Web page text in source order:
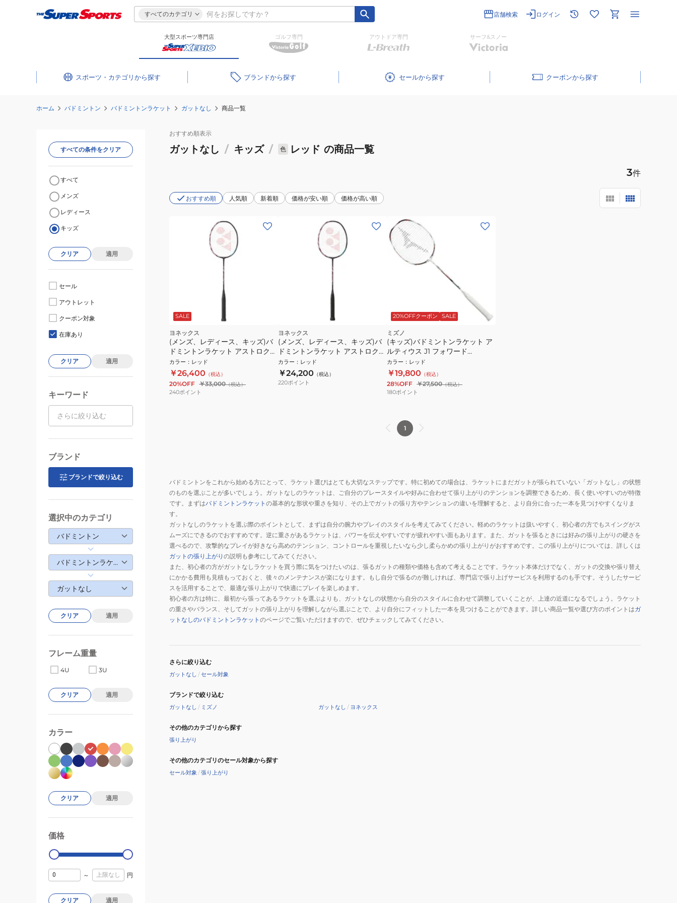
すべてのカテゴリ 店舗検索 ログイン
大型スポーツ専門店 ゴルフ専門 アウトドア専門 サーフ&スノー
スポーツ・カテゴリ ブランド セール クーポン
ホーム バドミントン バドミントンラケット ガットなし 商品一覧
おすすめ順表示
ガットなし / キッズ / 色 レッド の商品一覧
3件
おすすめ順 人気順 新着順 価格が安い順 価格が高い順
SALE
ヨネックス
(メンズ、レディース、キッズ)バ
ドミントンラケット アストロクス
100 ツアー AX100T-821
カラー ： レッド
￥26,400 （税込）
20%OFF ￥33,000（税込）
240ポイント
ヨネックス
(メンズ、レディース、キッズ)バ
ドミントンラケット アストロクス
100 ゲーム AX100G-821
カラー ： レッド
￥24,200 （税込）
220ポイント
20%OFFクーポン SALE
ミズノ
(キッズ)バドミントンラケット ア
ルティウス J1 フォワード
73JTB10162
カラー ： レッド
￥19,800 （税込）
28%OFF ￥27,500（税込）
180ポイント
1
バドミントンをこれから始める方にとって、ラケット選びはとても大切なステップです。特に初めての場合は、ラケットにまだガットが張られていない「ガットなし」の状態
のものを選ぶことが多いでしょう。ガットなしのラケットは、ご自分のプレースタイルや好みに合わせて張り上がりのテンションを調整できるため、長く使いやすいのが特徴
です。まずはバドミントンラケット の基本的な形状や重さを知り、その上でガットの張り方やテンションの違いを理解すると、より自分に合った一本を見つけやすくなりま
す。
ガットなしのラケットを選ぶ際のポイントとして、まずは自分の腕力やプレイのスタイルを考えてみてください。軽めのラケットは扱いやすく、初心者の方でもスイングがス
ムーズにできるのでおすすめです。逆に重さがあるラケットは、パワーを伝えやすいですが疲れやすい面もあります。また、ガットを張るときには好みの張り上がりの硬さを
選べるので、攻撃的なプレイが好きなら高めのテンション、コントロールを重視したいなら少し柔らかめの張り上がりがおすすめです。この張り上がりについては、詳しくは
ガットの張り上がり の説明も参考にしてみてください。
また、初心者の方がガットなしラケットを買う際に気をつけたいのは、張るガットの種類や価格も含めて考えることです。ラケット本体だけでなく、ガットの交換や張り替え
にかかる費用も見積もっておくと、後々のメンテナンスが楽になります。もし自分で張るのが難しければ、専門店で張り上げサービスを利用するのも手です。そうしたサービ
スを活用することで、最適な張り上がりで快適にプレイを楽しめます。
初心者の方は特に、最初から張ってあるラケットを選ぶよりも、ガットなしの状態から自分のスタイルに合わせて調整していくことが、上達の近道になるでしょう。ラケット
の重さやバランス、そしてガットの張り上がりを理解しながら選ぶことで、より自分にフィットした一本を見つけることができます。詳しい商品一覧や選び方のポイントはガ
ットなしのバドミントンラケット のページでご覧いただけますので、ぜひチェックしてみてください。
さらに絞り込む
ガットなし /セール対象
ブランドで絞り込む
ガットなし / ミズノ ガットなし / ヨネックス
その他のカテゴリから探す
張り上がり
その他のカテゴリのセール対象から探す
セール対象 /張り上がり
すべての条件をクリア
すべて
メンズ
レディース
キッズ
クリア 適用
セール
アウトレット
クーポン対象
在庫あり
クリア 適用
キーワード
ブランド
ブランドで絞り込む
選択中のカテゴリ
バドミントン
バドミントンラケット
ガットなし
クリア 適用
フレーム重量
4U 3U
クリア 適用
カラー
クリア 適用
価格
0
～ 円
クリア 適用